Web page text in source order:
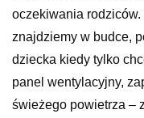
oczekiwania
znajdziemy w budce,
dziecka kiedy tylko
panel wentylacyjny,
świeżego powietrza –